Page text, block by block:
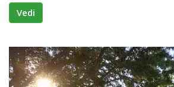
Vedi